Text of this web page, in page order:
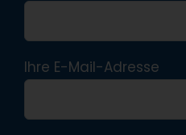
Ihre E-Mail-Adresse